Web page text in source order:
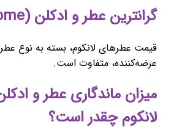
گرانترین عطر و ادکلن (Lancome) لانکوم
قیمت عطرهای لانکوم، بسته به نوع
عرضه‌کننده، متفاوت است.
لانکوم چقدر است؟